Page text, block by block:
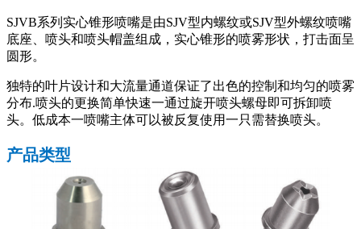
SJVB系列实心锥形喷嘴是由SJV型内螺纹或SJV型外螺纹喷嘴
底座、喷头和喷头帽盖组成，实心锥形的喷雾形状，打击面呈
圆形。
独特的叶片设计和大流量通道保证了出色的控制和均匀的喷雾
分布.喷头的更换简单快速一通过旋开喷头螺母即可拆卸喷
头。低成本一喷嘴主体可以被反复使用一只需替换喷头。
产品类型